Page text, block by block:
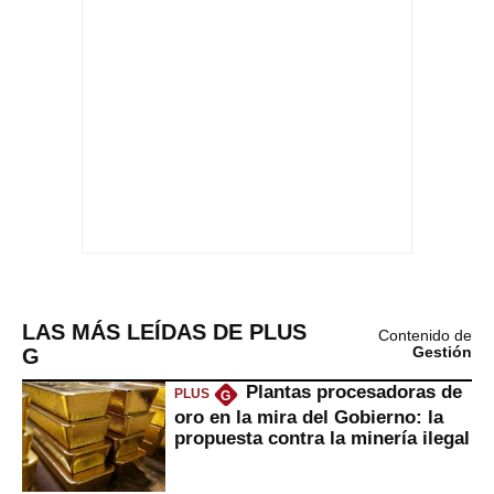
LAS MÁS LEÍDAS DE PLUS
G
Contenido de
Gestión
PLUS G
Plantas procesadoras de
oro en la mira del Gobierno: la
propuesta contra la minería ilegal